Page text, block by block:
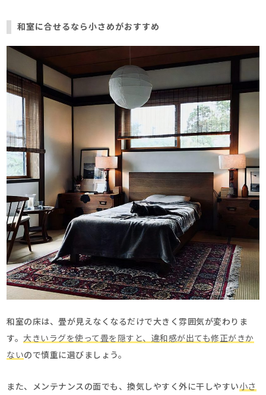
和室に合せるなら小さめがおすすめ
和室の床は、畳が見えなくなるだけで大きく雰囲気が変わりま
す。 大きいラグを使って畳を隠すと、違和感が出ても修正がきか
ないので慎重に選びましょう。
また、メンテナンスの面でも、換気しやすく外に干しやすい小さ